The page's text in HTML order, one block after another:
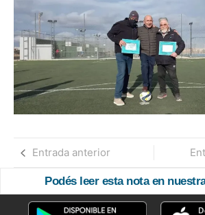
Entrada anterior
Podés leer esta nota en